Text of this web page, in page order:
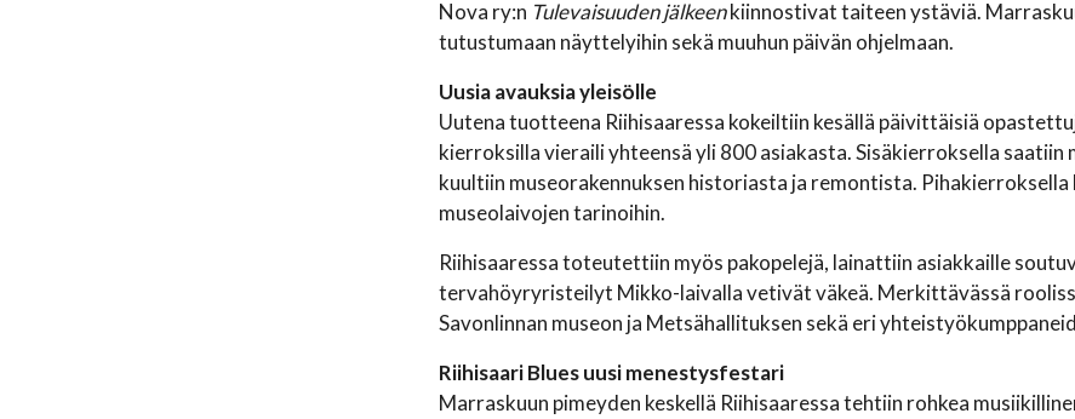
Nova ry:n Tulevaisuuden jälkeenkiinnostivat taiteen ystäviä.
tutustumaan näyttelyihin sekä muuhun päivän ohjelmaan.
Uusia avauksia yleisölle
Uutena tuotteena Riihisaaressa kokeiltiin kesällä päivittäisiä
kierroksilla vieraili yhteensä yli 800 asiakasta. Sisäkierroksella
kuultiin museorakennuksen historiasta ja remontista.
museolaivojen tarinoihin.
Riihisaaressa toteutettiin myös pakopelejä, lainattiin asiakkaille
tervahöyryristeilyt Mikko-laivalla vetivät väkeä. Merkittävässä
Savonlinnan museon ja Metsähallituksen sekä eri
Riihisaari Blues uusi menestysfestari
Marraskuun pimeyden keskellä Riihisaaressa tehtiin rohkea